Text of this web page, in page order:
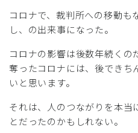
コロナで、裁判所への移動も
し、の出来事になった。
コロナの影響は後数年続くの
奪ったコロナには、後できち
いと思います。
それは、人のつながりを本当
とだったのかもしれない。